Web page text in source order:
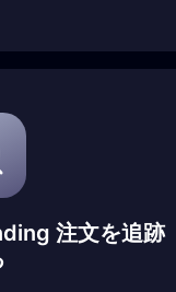
注文を追跡